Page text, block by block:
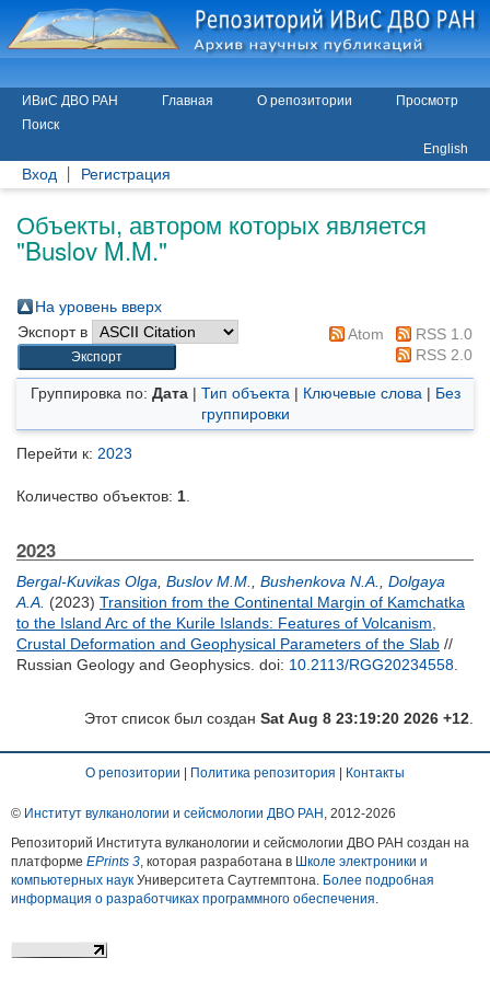
ИВиС ДВО РАН Главная О репозитории
Просмотр
Поиск
English
Вход Регистрация
Объекты, автором которых является
"Buslov M.M."
На уровень вверх
Экспорт в
Atom
RSS 1.0
RSS 2.0
Группировка по: Дата| Тип объекта | Ключевые слова | Без
группировки
Перейти к: 2023
Количество объектов: 1
2023
Bergal-Kuvikas Olga Buslov M.M. Bushenkova N.A.
Dolgaya
A.A. (2023) Transition from the Continental Margin of Kamchatka
to the Island Arc of the Kurile Islands: Features of Volcanism,
Crustal Deformation and Geophysical Parameters of the Slab //
Russian Geology and Geophysics. doi: 10.2113/RGG20234558
Этот список был создан Sat Aug 8 23:19:20 2026 +12
О репозитории Политика репозитория Контакты
© Институт вулканологии и сейсмологии ДВО РАН , 2012-2026
Репозиторий Института вулканологии и сейсмологии ДВО РАН создан на
платформе EPrints 3, которая разработана в Школе электроники и
компьютерных наук Университета Саутгемптона. Более подробная
информация о разработчиках программного обеспечения.